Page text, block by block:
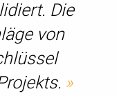
Die
von